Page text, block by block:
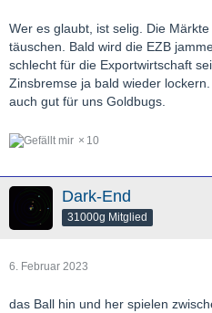
Wer es glaubt, ist selig. Die
täuschen. Bald wird die EZB
schlecht für die Exportwirtschaft
Zinsbremse ja bald wieder
auch gut für uns Goldbugs.
10
Dark-End
31000g Mitglied
6. Februar 2023
das Ball hin und her spielen